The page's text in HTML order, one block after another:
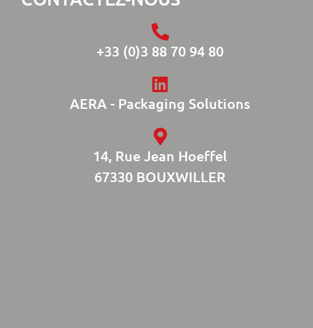
+33 (0)3 88 70 94 80
AERA - Packaging Solutions
14, Rue Jean Hoeffel
67330 BOUXWILLER